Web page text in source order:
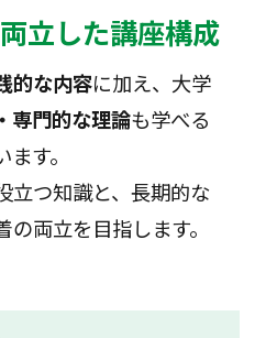
立した講座構成
的な内容に加え、大学
専門的な理論も学べる
す。
立つ知識と、長期的な
両立を目指します。